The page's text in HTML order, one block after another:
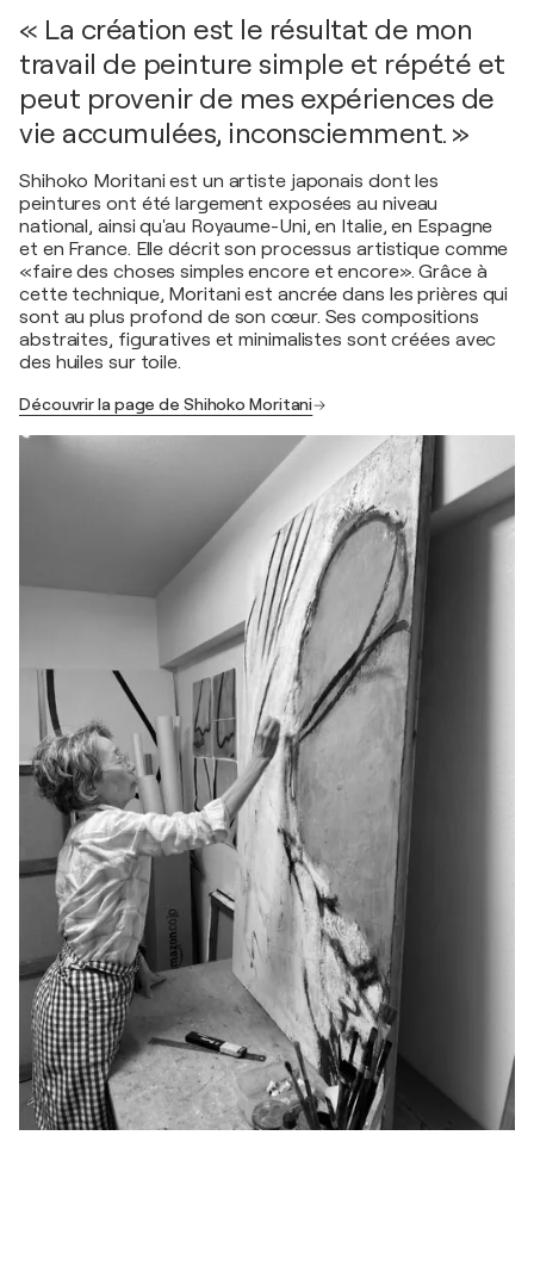
« La création est le résultat de mon
travail de peinture simple et répété et
peut provenir de mes expériences de
vie accumulées, inconsciemment. »
Shihoko Moritani est un artiste japonais dont les
peintures ont été largement exposées au niveau
national, ainsi qu'au Royaume-Uni, en Italie, en Espagne
et en France. Elle décrit son processus artistique comme
«faire des choses simples encore et encore». Grâce à
cette technique, Moritani est ancrée dans les prières qui
sont au plus profond de son cœur. Ses compositions
abstraites, figuratives et minimalistes sont créées avec
des huiles sur toile.
Découvrir la page de Shihoko Moritani